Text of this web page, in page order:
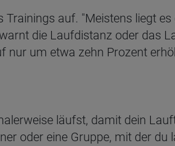
auf. "Meistens liegt
die Laufdistanz oder das
um etwa zehn Prozent
läufst, damit dein
oder eine Gruppe, mit der